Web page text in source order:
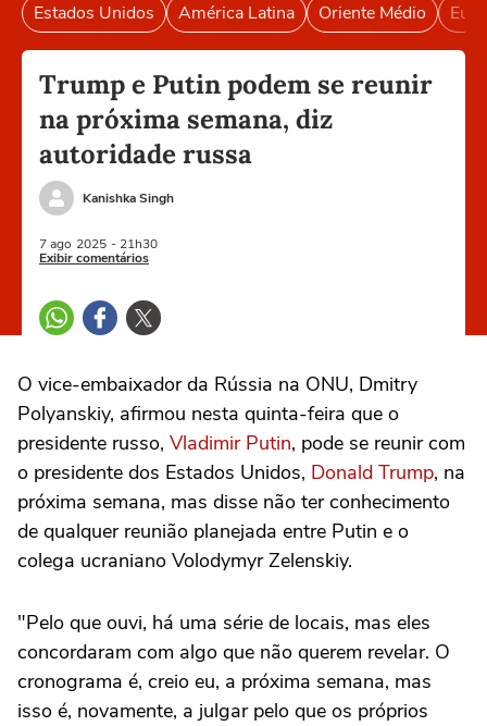
Estados Unidos América Latina Oriente Médio
Trump e Putin podem se reunir
na próxima semana, diz
autoridade russa
Kanishka Singh
7 ago 2025 - 21h30
Exibir comentários
O vice-embaixador da Rússia na ONU, Dmitry
Polyanskiy, afirmou nesta quinta-feira que o
presidente russo, Vladimir Putin, pode se reunir com
o presidente dos Estados Unidos, Donald Trump, na
próxima semana, mas disse não ter conhecimento
de qualquer reunião planejada entre Putin e o
colega ucraniano Volodymyr Zelenskiy.
"Pelo que ouvi, há uma série de locais, mas eles
concordaram com algo que não querem revelar. O
cronograma é, creio eu, a próxima semana, mas
isso é, novamente, a julgar pelo que os próprios